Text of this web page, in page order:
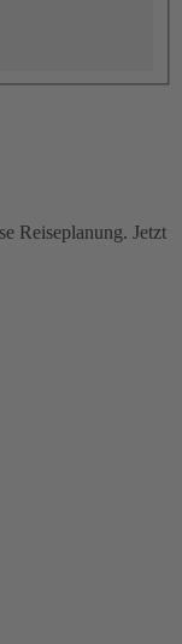
Reiseplanung. Jetzt